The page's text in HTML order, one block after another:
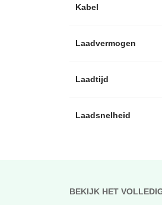
Kabel
Laadvermogen
Laadtijd
Laadsnelheid
BEKIJK HET